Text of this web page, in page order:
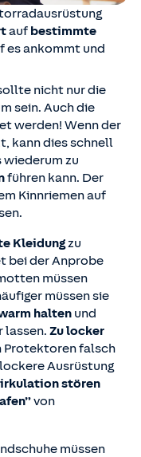
auf bestimmte
es ankommt und
nicht nur die
sein. Auch die
werden! Wenn der
kann dies schnell
wiederum zu
führen kann. Der
Kinnriemen auf
Kleidungzu
bei der Anprobe
müssen
müssen sie
halten und
lassen. Zu locker
Protektoren falsch
Ausrüstung
stören
von
müssen